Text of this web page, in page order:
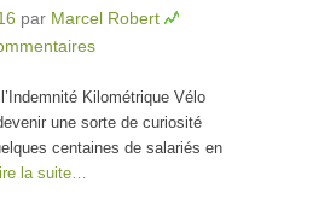
par Marcel Robert
Kilométrique Vélo
une sorte de curiosité
centaines de salariés en
la suite…